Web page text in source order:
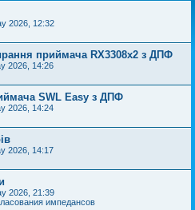
2026, 12:32
приймача RX3308x2 з ДПФ
2026, 14:26
SWL Easy з ДПФ
2026, 14:24
2026, 14:17
2026, 21:39
импедансов